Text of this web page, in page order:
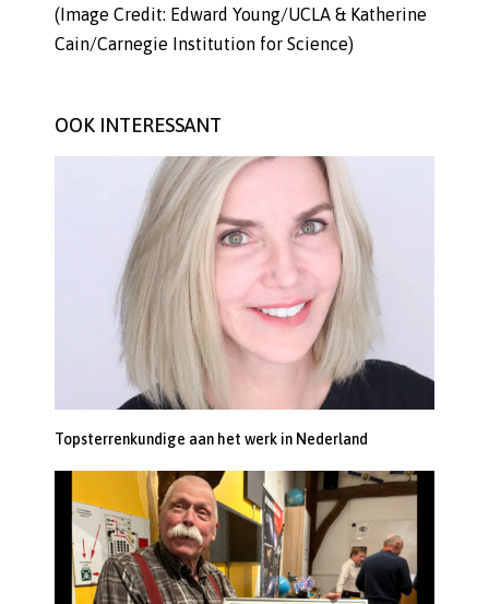
(Image Credit: Edward Young/UCLA & Katherine
Cain/Carnegie Institution for Science)
OOK INTERESSANT
Topsterrenkundige aan het werk in Nederland